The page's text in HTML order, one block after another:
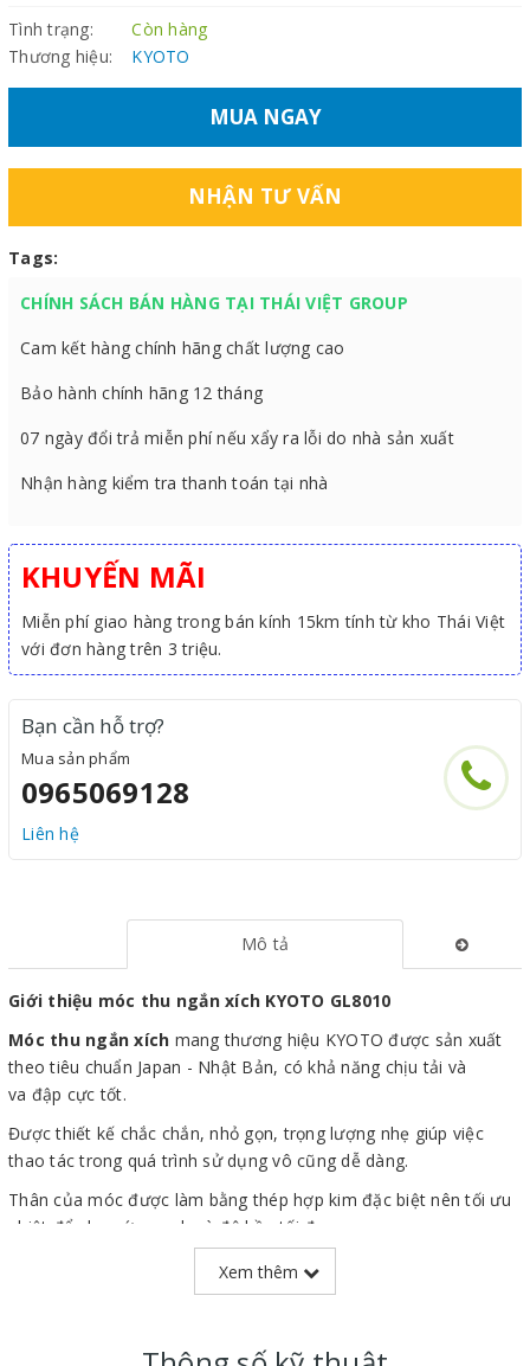
Tình trạng:
Còn hàng
Thương hiệu:
KYOTO
MUA NGAY
NHẬN TƯ VẤN
Tags:
CHÍNH SÁCH BÁN HÀNG TẠI THÁI VIỆT GROUP
Cam kết hàng chính hãng chất lượng cao
Bảo hành chính hãng 12 tháng
07 ngày đổi trả miễn phí nếu xẩy ra lỗi do nhà sản xuất
Nhận hàng kiểm tra thanh toán tại nhà
KHUYẾN MÃI
Miễn phí giao hàng trong bán kính 15km tính từ kho Thái Việt
với đơn hàng trên 3 triệu.
Bạn cần hỗ trợ?
Mua sản phẩm
0965069128
Liên hệ
Mô tả
Giới thiệu móc thu ngắn xích KYOTO GL8010
Móc thu ngắn xích mang thương hiệu KYOTO được sản xuất
theo tiêu chuẩn Japan - Nhật Bản, có khả năng chịu tải và
va đập cực tốt.
Được thiết kế chắc chắn, nhỏ gọn, trọng lượng nhẹ giúp việc
thao tác trong quá trình sử dụng vô cũng dễ dàng.
Thân của móc được làm bằng thép hợp kim đặc biệt nên tối ưu
nhiệt để cho sức mạnh và độ bền tối đa.
Sản phẩm được nhập khẩu và phân phối bởi
với đầy đủ CO, CQ và giấy tờ nhập khẩu.
Xem thêm